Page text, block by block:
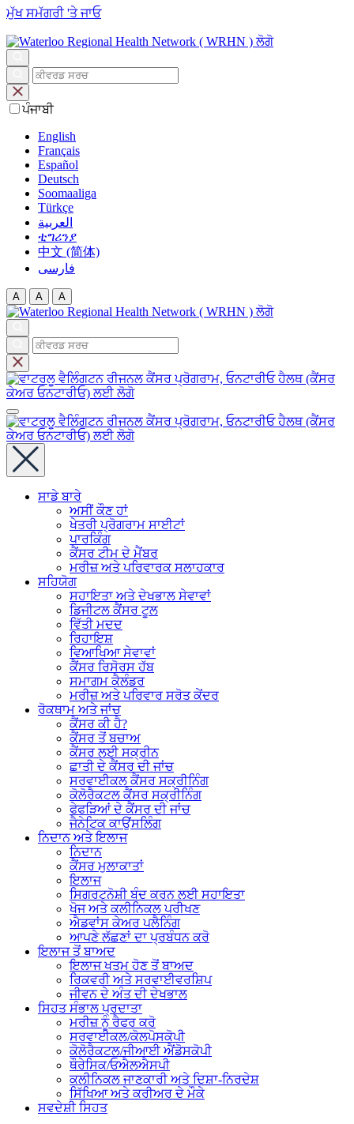
ਮੁੱਖ ਸਮੱਗਰੀ 'ਤੇ ਜਾਓ
ਪੰਜਾਬੀ
English
Français
Español
Deutsch
Soomaaliga
Türkçe
العربية‏
ቲግሪንያ
中文 (简体)
فارسی
A A A
ਸਾਡੇ ਬਾਰੇ
ਅਸੀਂ ਕੌਣ ਹਾਂ
ਖੇਤਰੀ ਪ੍ਰੋਗਰਾਮ ਸਾਈਟਾਂ
ਪਾਰਕਿੰਗ
ਕੈਂਸਰ ਟੀਮ ਦੇ ਮੈਂਬਰ
ਮਰੀਜ਼ ਅਤੇ ਪਰਿਵਾਰਕ ਸਲਾਹਕਾਰ
ਸਹਿਯੋਗ
ਸਹਾਇਤਾ ਅਤੇ ਦੇਖਭਾਲ ਸੇਵਾਵਾਂ
ਡਿਜੀਟਲ ਕੈਂਸਰ ਟੂਲ
ਵਿੱਤੀ ਮਦਦ
ਰਿਹਾਇਸ਼
ਵਿਆਖਿਆ ਸੇਵਾਵਾਂ
ਕੈਂਸਰ ਰਿਸੋਰਸ ਹੱਬ
ਸਮਾਗਮ ਕੈਲੰਡਰ
ਮਰੀਜ਼ ਅਤੇ ਪਰਿਵਾਰ ਸਰੋਤ ਕੇਂਦਰ
ਰੋਕਥਾਮ ਅਤੇ ਜਾਂਚ
ਕੈਂਸਰ ਕੀ ਹੈ?
ਕੈਂਸਰ ਤੋਂ ਬਚਾਅ
ਕੈਂਸਰ ਲਈ ਸਕ੍ਰੀਨ
ਛਾਤੀ ਦੇ ਕੈਂਸਰ ਦੀ ਜਾਂਚ
ਸਰਵਾਈਕਲ ਕੈਂਸਰ ਸਕ੍ਰੀਨਿੰਗ
ਕੋਲੋਰੈਕਟਲ ਕੈਂਸਰ ਸਕ੍ਰੀਨਿੰਗ
ਫੇਫੜਿਆਂ ਦੇ ਕੈਂਸਰ ਦੀ ਜਾਂਚ
ਜੈਨੇਟਿਕ ਕਾਉਂਸਲਿੰਗ
ਨਿਦਾਨ ਅਤੇ ਇਲਾਜ
ਨਿਦਾਨ
ਕੈਂਸਰ ਮੁਲਾਕਾਤਾਂ
ਇਲਾਜ
ਸਿਗਰਟਨੋਸ਼ੀ ਬੰਦ ਕਰਨ ਲਈ ਸਹਾਇਤਾ
ਖੋਜ ਅਤੇ ਕਲੀਨਿਕਲ ਪਰੀਖਣ
ਐਡਵਾਂਸ ਕੇਅਰ ਪਲੈਨਿੰਗ
ਆਪਣੇ ਲੱਛਣਾਂ ਦਾ ਪ੍ਰਬੰਧਨ ਕਰੋ
ਇਲਾਜ ਤੋਂ ਬਾਅਦ
ਇਲਾਜ ਖਤਮ ਹੋਣ ਤੋਂ ਬਾਅਦ
ਰਿਕਵਰੀ ਅਤੇ ਸਰਵਾਈਵਰਸ਼ਿਪ
ਜੀਵਨ ਦੇ ਅੰਤ ਦੀ ਦੇਖਭਾਲ
ਸਿਹਤ ਸੰਭਾਲ ਪ੍ਰਦਾਤਾ
ਮਰੀਜ਼ ਨੂੰ ਰੈਫਰ ਕਰੋ
ਸਰਵਾਈਕਲ/ਕੋਲਪੋਸਕੋਪੀ
ਕੋਲੋਰੈਕਟਲ/ਜੀਆਈ ਐਂਡੋਸਕੋਪੀ
ਥੌਰੇਸਿਕ/ਓਐਲਐਸਪੀ
ਕਲੀਨਿਕਲ ਜਾਣਕਾਰੀ ਅਤੇ ਦਿਸ਼ਾ-ਨਿਰਦੇਸ਼
ਸਿੱਖਿਆ ਅਤੇ ਕਰੀਅਰ ਦੇ ਮੌਕੇ
ਸਵਦੇਸ਼ੀ ਸਿਹਤ